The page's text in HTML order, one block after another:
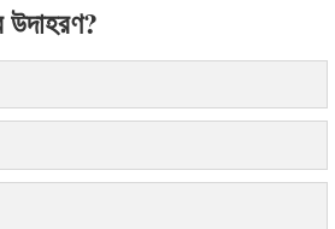
উদাহরণ?